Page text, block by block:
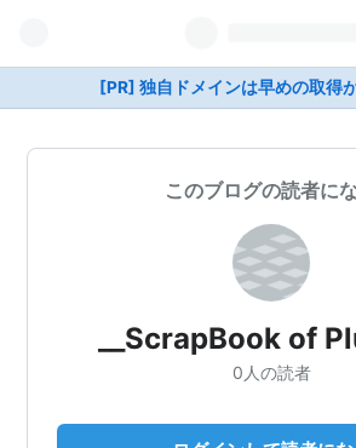
[PR] 独自ドメインは早めの取得
このブログの読者に
__ScrapBook of
0人の読者